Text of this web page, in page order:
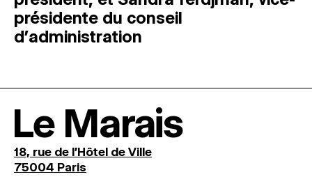
présidente du conseil
d’administration
Le Marais
18, rue de l'Hôtel de Ville
75004 Paris